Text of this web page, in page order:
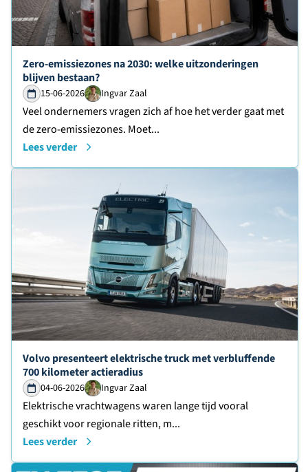
Lees verder over
Zero-emissiezones na 2030: welke uitzonderingen
blijven bestaan?
15-06-2026 Ingvar Zaal
Veel ondernemers vragen zich af hoe het verder gaat met
de zero-emissiezones. Moet...
Lees verder
Lees verder over
Volvo presenteert elektrische truck met verbluffende
700 kilometer actieradius
04-06-2026 Ingvar Zaal
Elektrische vrachtwagens waren lange tijd vooral
geschikt voor regionale ritten, m...
Lees verder